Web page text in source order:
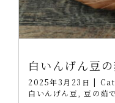
白いんげん豆
2025年3月23日 |
白いんげん豆
豆の茹